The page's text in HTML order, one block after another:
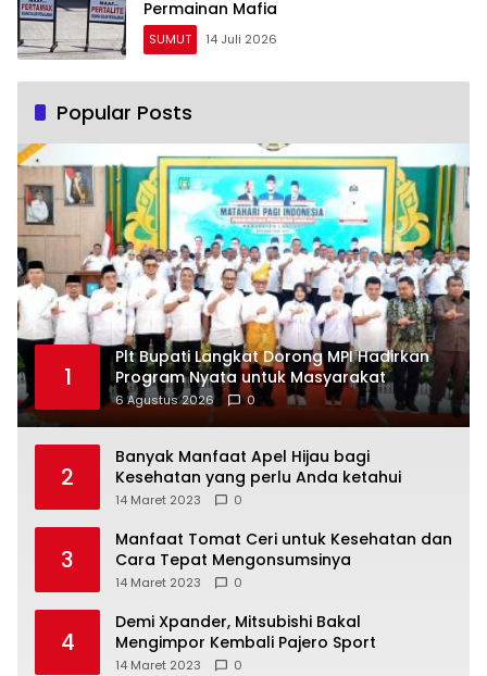
Permainan Mafia
SUMUT 14 Juli 2026
Popular Posts
1
Plt Bupati Langkat Dorong MPI Hadirkan
Program Nyata untuk Masyarakat
6 Agustus 2026 0
2
Banyak Manfaat Apel Hijau bagi
Kesehatan yang perlu Anda ketahui
14 Maret 2023 0
3
Manfaat Tomat Ceri untuk Kesehatan dan
Cara Tepat Mengonsumsinya
14 Maret 2023 0
4
Demi Xpander, Mitsubishi Bakal
Mengimpor Kembali Pajero Sport
14 Maret 2023 0